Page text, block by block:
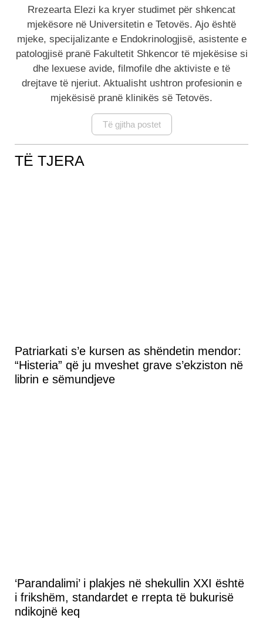
Rrezearta Elezi ka kryer studimet për shkencat
mjekësore në Universitetin e Tetovës. Ajo është
mjeke, specijalizante e Endokrinologjisë, asistente e
patologjisë pranë Fakultetit Shkencor të mjekësise si
dhe lexuese avide, filmofile dhe aktiviste e të
drejtave të njeriut. Aktualisht ushtron profesionin e
mjekësisë pranë klinikës së Tetovës.
Të gjitha postet
TË TJERA
Patriarkati s’e kursen as shëndetin mendor:
“Histeria” që ju mveshet grave s’ekziston në
librin e sëmundjeve
‘Parandalimi’ i plakjes në shekullin XXI është
i frikshëm, standardet e rrepta të bukurisë
ndikojnë keq